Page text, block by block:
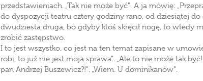
przedstawieniach. „Tak nie może być". A ja mówię:
do dyspozycji teatru cztery godziny rano, od dziesiątej
dwudziesta druga, bo gdyby ktoś skręcił nogę, to wtedy
zrobić zastępstwo.
I to jest wszystko, co jest na ten temat zapisane w
robi, to już nie jest moja sprawa". „Ale to nie może tak
pan Andrzej Buszewicz?!". „Wiem. U dominikanów".